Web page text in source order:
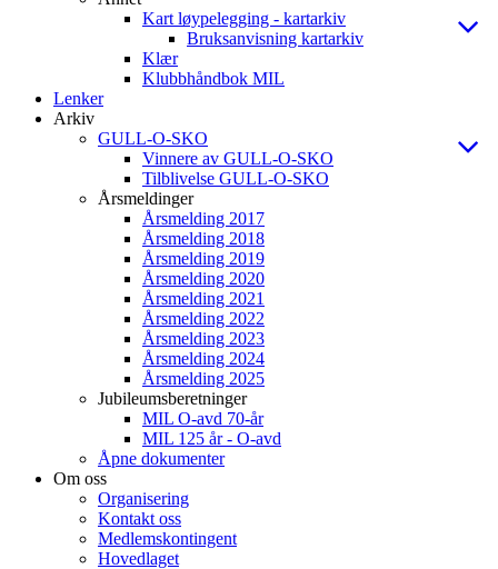
Kart løypelegging - kartarkiv
Bruksanvisning kartarkiv
Klær
Klubbhåndbok MIL
Lenker
Arkiv
GULL-O-SKO
Vinnere av GULL-O-SKO
Tilblivelse GULL-O-SKO
Årsmeldinger
Årsmelding 2017
Årsmelding 2018
Årsmelding 2019
Årsmelding 2020
Årsmelding 2021
Årsmelding 2022
Årsmelding 2023
Årsmelding 2024
Årsmelding 2025
Jubileumsberetninger
MIL O-avd 70-år
MIL 125 år - O-avd
Åpne dokumenter
Om oss
Organisering
Kontakt oss
Medlemskontingent
Hovedlaget